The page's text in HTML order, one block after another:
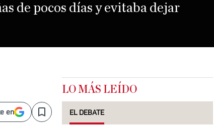
de pocos días y evitaba dejar
en Save
LO MÁS LEÍDO
EL DEBATE